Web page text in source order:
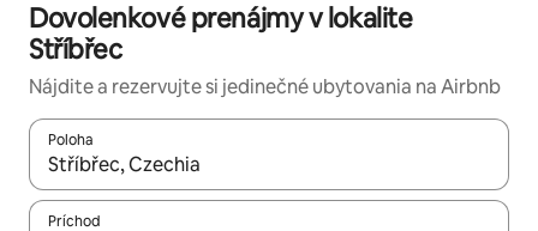
Dovolenkové prenájmy v lokalite
Stříbřec
Nájdite a rezervujte si jedinečné ubytovania na Airbnb
Poloha
Keď budú výsledky k dispozícii, môžete si ich prechádzať
Príchod